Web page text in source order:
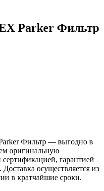
Parker Фильтр
Фильтр — выгодно в
оригинальную
гарантией
осуществляется из
в кратчайшие сроки.